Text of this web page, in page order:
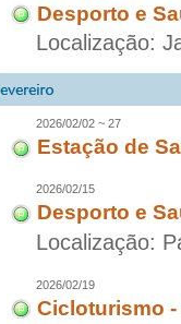
Desporto e
Localização:
2026/02/02 ~ 27
Estação de
2026/02/15
Desporto e
Localização:
2026/02/19
Cicloturismo